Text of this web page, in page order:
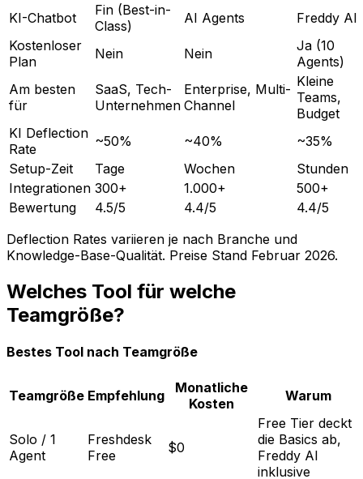
KI-Chatbot
Fin (Best-in-
Class)
AI Agents
Freddy AI
Kostenloser
Plan
Nein Nein
Ja (10
Agents)
Am besten
für
SaaS, Tech-
Unternehmen
Enterprise, Multi-
Channel
Kleine
Teams,
Budget
KI Deflection
Rate
~50% ~40%
~35%
Setup-Zeit
Tage Wochen
Stunden
Integrationen 300+ 1.000+
500+
Bewertung
4.5/5 4.4/5
4.4/5
Deflection Rates variieren je nach Branche und
Knowledge-Base-Qualität. Preise Stand Februar 2026.
Welches Tool für welche
Teamgröße?
Bestes Tool nach Teamgröße
Teamgröße Empfehlung
Monatliche
Kosten
Warum
Solo / 1
Agent
Freshdesk
Free
$0
Free Tier deckt
die Basics ab,
Freddy AI
inklusive